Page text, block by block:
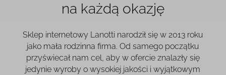
na każdą okazję
Sklep internetowy Lanotti narodził się w 2013 roku
jako mała rodzinna firma. Od samego początku
przyświecał nam cel, aby w ofercie znalazły się
jedynie wyroby o wysokiej jakości i wyjątkowym